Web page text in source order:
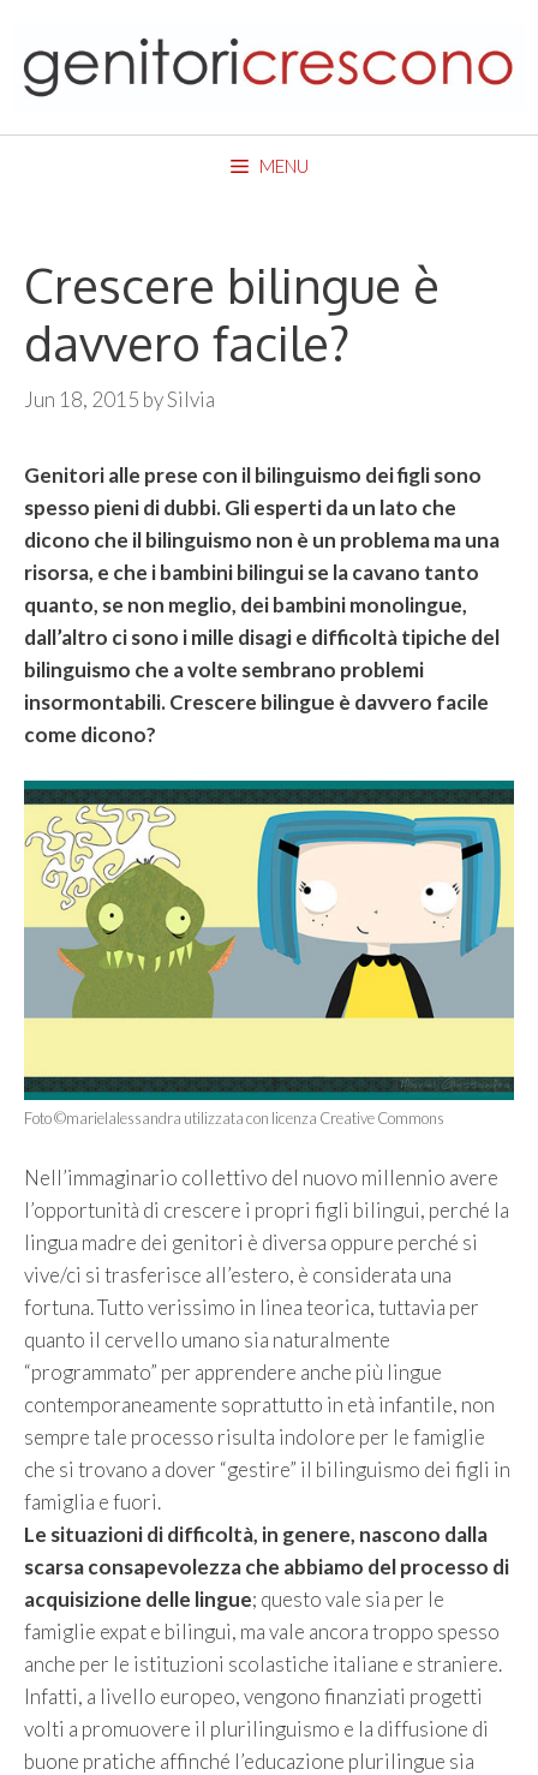
content
MENU
Crescere bilingue è
davvero facile?
Jun 18, 2015 bySilvia
Genitori alle prese con il bilinguismo dei figli sono
spesso pieni di dubbi. Gli esperti da un lato che
dicono che il bilinguismo non è un problema ma una
risorsa, e che i bambini bilingui se la cavano tanto
quanto, se non meglio, dei bambini monolingue,
dall’altro ci sono i mille disagi e difficoltà tipiche del
bilinguismo che a volte sembrano problemi
insormontabili. Crescere bilingue è davvero facile
come dicono?
Foto ©marielalessandra utilizzata con licenza Creative Commons
Nell’immaginario collettivo del nuovo millennio avere
l’opportunità di crescere i propri figli bilingui, perché la
lingua madre dei genitori è diversa oppure perché si
vive/ci si trasferisce all’estero, è considerata una
fortuna. Tutto verissimo in linea teorica, tuttavia per
quanto il cervello umano sia naturalmente
“programmato” per apprendere anche più lingue
contemporaneamente soprattutto in età infantile, non
sempre tale processo risulta indolore per le famiglie
che si trovano a dover “gestire” il bilinguismo dei figli in
famiglia e fuori.
Le situazioni di difficoltà, in genere, nascono dalla
scarsa consapevolezza che abbiamo del processo di
acquisizione delle lingue; questo vale sia per le
famiglie expat e bilingui, ma vale ancora troppo spesso
anche per le istituzioni scolastiche italiane e straniere.
Infatti, a livello europeo, vengono finanziati progetti
volti a promuovere il plurilinguismo e la diffusione di
buone pratiche affinché l’educazione plurilingue sia